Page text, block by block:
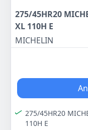
275/45HR20
XL 110H E
MICHELIN
275/45HR20
110H E